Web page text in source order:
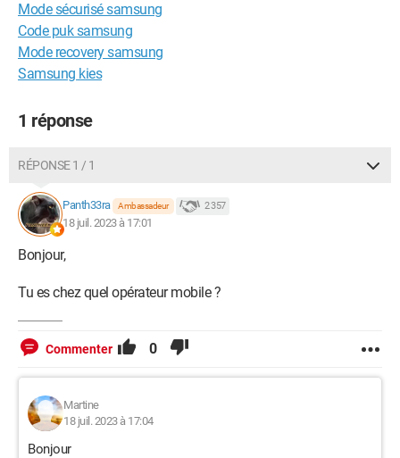
Mode sécurisé samsung
Code puk samsung
Mode recovery samsung
Samsung kies
1 réponse
RÉPONSE 1 / 1
Panth33ra Ambassadeur 2 357
18 juil. 2023 à 17:01
Bonjour,
Tu es chez quel opérateur mobile ?
Commenter 0
Martine
18 juil. 2023 à 17:04
Bonjour